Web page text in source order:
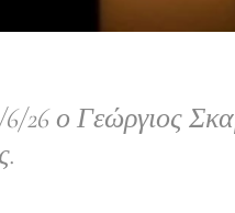
26 ο Γεώργιος